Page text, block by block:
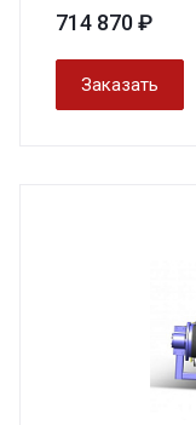
714 870 ₽
Заказать